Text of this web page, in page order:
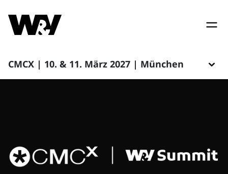
CMCX | 10. & 11. März 2027 | München